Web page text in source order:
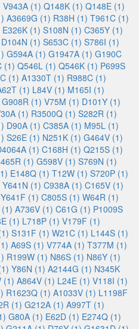
V943A (1) Q148K (1) Q148E (1)
A3669G (1) R38H (1) T961C (1)
E326K (1) S108N (1) C365Y (1)
D104N (1) S653C (1) S786I (1)
G594A (1) G1947A (1) G190C
(1) Q546L (1) Q546K (1) P699S
(1) A1330T (1) R988C (1)
(1) L84V (1) M165I (1)
G908R (1) V75M (1) D101Y (1)
(1) R3500Q (1) S282R (1)
D90A (1) C385A (1) M95L (1)
S26E (1) N251K (1) G464V (1)
(1) C168H (1) Q215S (1)
(1) G598V (1) S769N (1)
E148Q (1) T12W (1) S720P (1)
Y641N (1) C938A (1) C165V (1)
Y641F (1) C805S (1) W64R (1)
A736V (1) C61G (1) P1009S
(1) L718P (1) V179F (1)
S131F (1) W21C (1) L144S (1)
A69S (1) V774A (1) T377M (1)
R199W (1) N86S (1) N86Y (1)
Y86N (1) A2144G (1) N345K
(1) A864V (1) L24E (1) V118I (1)
R1623Q (1) A1033V (1) L1198F
(1) G212A (1) A997T (1)
G80A (1) E62D (1) E274Q (1)